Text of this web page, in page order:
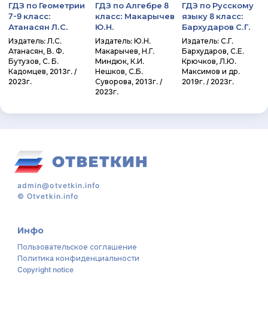
ГДЗ по Геометрии
7-9 класс:
Атанасян Л.С.
Издатель: Л.С.
Атанасян, В. Ф.
Бутузов, С. Б.
Кадомцев, 2013г. /
2023г.
ГДЗ по Алгебре 8
класс: Макарычев
Ю.Н.
Издатель: Ю.Н.
Макарычев, Н.Г.
Миндюк, К.И.
Нешков, С.Б.
Суворова, 2013г. /
2023г.
ГДЗ по Русскому
языку 8 класс:
Бархударов С.Г.
Издатель: С.Г.
Бархударов, С.Е.
Крючков, Л.Ю.
Максимов и др.
2019г. / 2023г.
admin@otvetkin.info
©Otvetkin.info
Инфо
Пользовательское соглашение
Политика конфиденциальности
Copyright notice